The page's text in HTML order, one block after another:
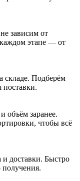
зависим от
этапе — от
складе. Подберём
поставки.
объём заранее.
чтобы всё
и доставки. Быстро